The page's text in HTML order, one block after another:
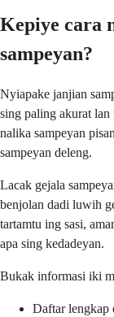
Kepiye cara
sampeyan?
Nyiapake janjian
sing paling akurat
nalika sampeyan
sampeyan deleng.
Lacak gejala
benjolan dadi luwih
tartamtu ing sasi,
apa sing kedadeyan.
Bukak informasi iki
Daftar lengkap